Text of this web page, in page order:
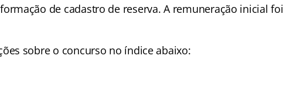
de cadastro de reserva. A remuneração inicial foi
sobre o concurso no índice abaixo: